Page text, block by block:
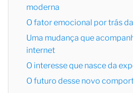
moderna
O fator emocional por trás
Uma mudança que
internet
O interesse que nasce da
O futuro desse novo